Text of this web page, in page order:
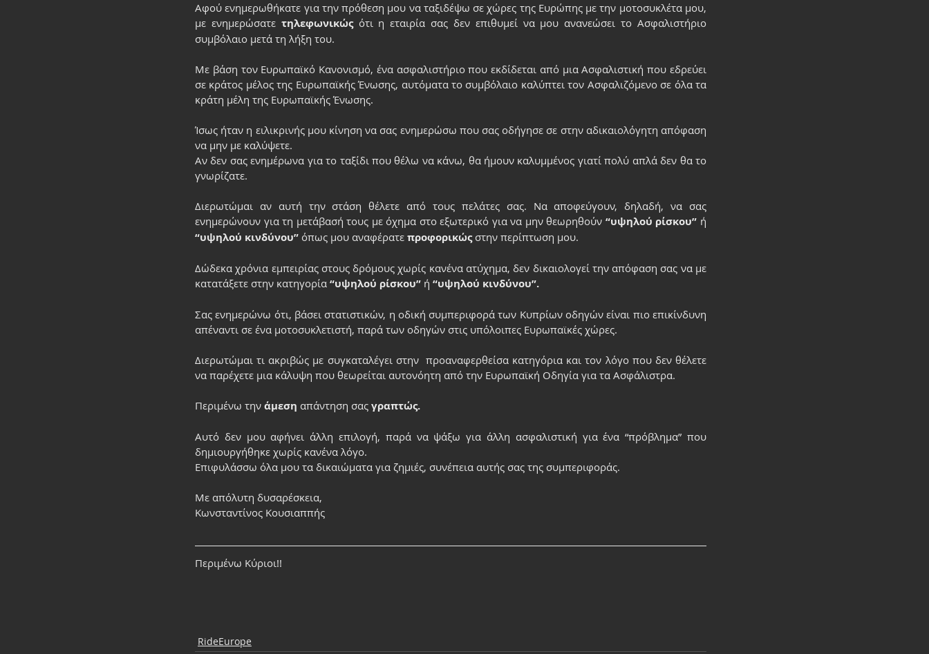
Αφού ενημερωθήκατε για την πρόθεση μου να ταξιδέψω σε χώρες της Ευρώπης με την μοτοσυκλέτα μου,
με ενημερώσατε τηλεφωνικώς ότι η εταιρία σας δεν επιθυμεί να μου ανανεώσει το Ασφαλιστήριο
συμβόλαιο μετά τη λήξη του.
Με βάση τον Ευρωπαϊκό Κανονισμό, ένα ασφαλιστήριο που εκδίδεται από μια Ασφαλιστική που εδρεύει
σε κράτος μέλος της Ευρωπαϊκής Ένωσης, αυτόματα το συμβόλαιο καλύπτει τον Ασφαλιζόμενο σε όλα τα
κράτη μέλη της Ευρωπαϊκής Ένωσης.
Ίσως ήταν η ειλικρινής μου κίνηση να σας ενημερώσω που σας οδήγησε σε στην αδικαιολόγητη απόφαση
να μην με καλύψετε.
Αν δεν σας ενημέρωνα για το ταξίδι που θέλω να κάνω, θα ήμουν καλυμμένος γιατί πολύ απλά δεν θα το
γνωρίζατε.
Διερωτώμαι αν αυτή την στάση θέλετε από τους πελάτες σας. Να αποφεύγουν, δηλαδή, να σας
ενημερώνουν για τη μετάβασή τους με όχημα στο εξωτερικό για να μην θεωρηθούν “υψηλού ρίσκου”
“υψηλού κινδύνου” όπως μου αναφέρατε προφορικώς στην περίπτωση μου.
Δώδεκα χρόνια εμπειρίας στους δρόμους χωρίς κανένα ατύχημα, δεν δικαιολογεί την απόφαση σας να με
κατατάξετε στην κατηγορία “υψηλού ρίσκου” ή “υψηλού κινδύνου”.
Σας ενημερώνω ότι, βάσει στατιστικών, η οδική συμπεριφορά των Κυπρίων οδηγών είναι πιο επικίνδυνη
απέναντι σε ένα μοτοσυκλετιστή, παρά των οδηγών στις υπόλοιπες Ευρωπαϊκές χώρες.
Διερωτώμαι τι ακριβώς με συγκαταλέγει στην  προαναφερθείσα κατηγόρια και τον λόγο που δεν θέλετε
να παρέχετε μια κάλυψη που θεωρείται αυτονόητη από την Ευρωπαϊκή Οδηγία για τα Ασφάλιστρα.
Περιμένω την άμεση απάντηση σας γραπτώς.
Αυτό δεν μου αφήνει άλλη επιλογή, παρά να ψάξω για άλλη ασφαλιστική για ένα “πρόβλημα” που
δημιουργήθηκε χωρίς κανένα λόγο.
Επιφυλάσσω όλα μου τα δικαιώματα για ζημιές, συνέπεια αυτής σας της συμπεριφοράς.
Με απόλυτη δυσαρέσκεια,
Κωνσταντίνος Κουσιαππής
Περιμένω Κύριοι!!
RideEurope